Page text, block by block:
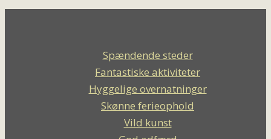
Spændende steder
Fantastiske aktiviteter
Hyggelige overnatninger
Skønne ferieophold
Vild kunst